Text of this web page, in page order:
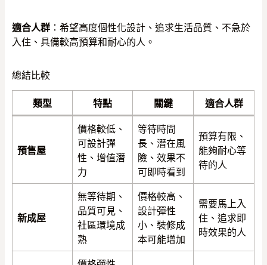
適合人群 ：希望高度個性化設計、追求生活品質、不急於
入住、具備較高預算和耐心的人。
總結比較
類型 特點 關鍵 適合人群
預售屋
價格較低、
可設計彈
性、增值潛
力
等待時間
長、潛在風
險、效果不
可即時看到
預算有限、
能夠耐心等
待的人
新成屋
無等待期、
品質可見、
社區環境成
熟
價格較高、
設計彈性
小、裝修成
本可能增加
需要馬上入
住、追求即
時效果的人